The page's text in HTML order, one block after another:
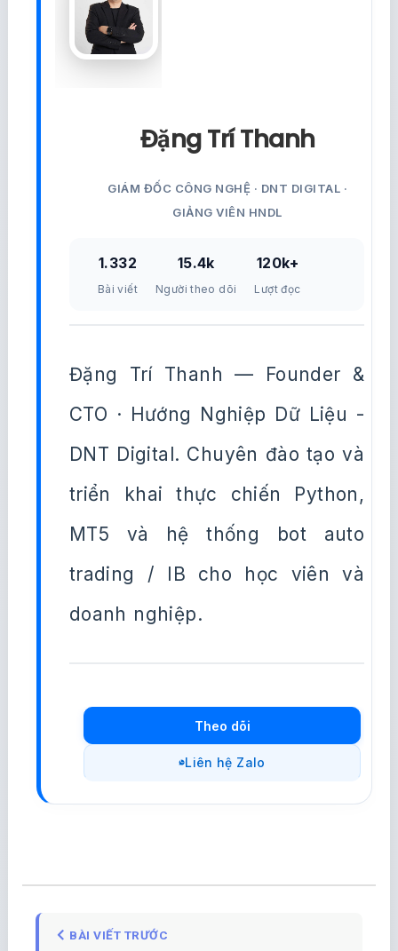
Đặng Trí Thanh
GIÁM ĐỐC CÔNG NGHỆ · DNT DIGITAL ·
GIẢNG VIÊN HNDL
1.332
Bài viết
15.4k
Người theo dõi
120k+
Lượt đọc
Đặng Trí Thanh — Founder &
CTO · Hướng Nghiệp Dữ Liệu -
DNT Digital. Chuyên đào tạo và
triển khai thực chiến Python,
MT5 và hệ thống bot auto
trading / IB cho học viên và
doanh nghiệp.
Theo dõi
Liên hệ Zalo
BÀI VIẾT TRƯỚC